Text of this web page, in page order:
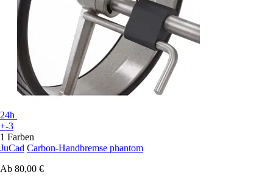
24h
+-3
1 Farben
JuCad Carbon-Handbremse phantom
Ab 80,00 €